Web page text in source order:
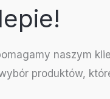
naszym
produktów,